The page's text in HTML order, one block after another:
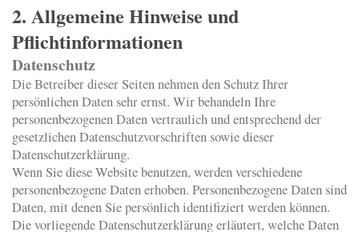
2. Allgemeine Hinweise und
Pflichtinformationen
Datenschutz
Die Betreiber dieser Seiten nehmen den Schutz Ihrer
persönlichen Daten sehr ernst. Wir behandeln Ihre
personenbezogenen Daten vertraulich und entsprechend der
gesetzlichen Datenschutzvorschriften sowie dieser
Datenschutzerklärung.
Wenn Sie diese Website benutzen, werden verschiedene
personenbezogene Daten erhoben. Personenbezogene Daten sind
Daten, mit denen Sie persönlich identifiziert werden können.
Die vorliegende Datenschutzerklärung erläutert, welche Daten